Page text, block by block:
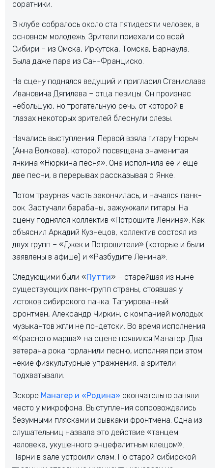
соратники.
В клубе собралось около ста пятидесяти человек, в
основном молодежь. Зрители приехали со всей
Сибири – из Омска, Иркутска, Томска, Барнаула.
Была даже пара из Сан-Франциско.
На сцену поднялся ведущий и пригласил Станислава
Ивановича Дягилева – отца певицы. Он произнес
небольшую, но трогательную речь, от которой в
глазах некоторых зрителей блеснули слезы.
Начались выступления. Первой взяла гитару Нюрыч
(Анна Волкова), которой посвящена знаменитая
янкина «Нюркина песня». Она исполнила ее и еще
две песни, в перерывах рассказывая о Янке.
Потом траурная часть закончилась, и начался панк-
рок. Застучали барабаны, зажужжали гитары. На
сцену поднялся коллектив «Потрошите Ленина». Как
объяснил Аркадий Кузнецов, коллектив состоял из
двух групп – «Джек и Потрошители» (которые и были
заявлены в афише) и «Разбудите Ленина».
Следующими были «Путти» – старейшая из ныне
существующих панк-групп страны, стоявшая у
истоков сибирского панка. Татуированный
фронтмен, Александр Чиркин, с компанией молодых
музыкантов жгли не по-детски. Во время исполнения
«Красного марша» на сцене появился Манагер. Два
ветерана рока горланили песню, исполняя при этом
некие физкультурные упражнения, а зрители
подхватывали.
Вскоре Манагер и «Родина» окончательно заняли
место у микрофона. Выступления сопровождались
безумными плясками и рывками фронтмена. Одна из
слушательниц назвала это действие «танцем
человека, укушенного энцефалитным клещом».
Парни в зале устроили слэм. По старой сибирской